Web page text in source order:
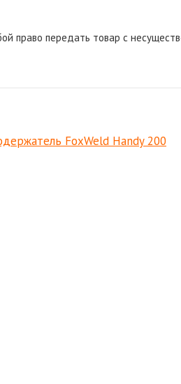
право передать товар с
FoxWeld Handy 200